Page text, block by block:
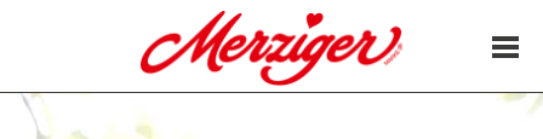
27. Januar 2022